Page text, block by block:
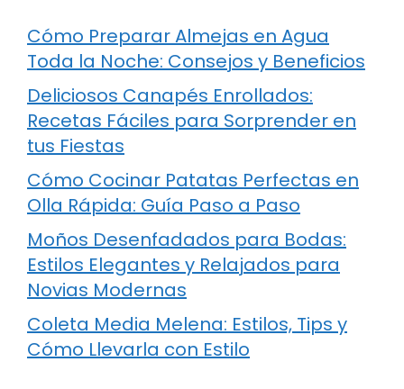
Cómo Preparar Almejas en Agua
Toda la Noche: Consejos y Beneficios
Deliciosos Canapés Enrollados:
Recetas Fáciles para Sorprender en
tus Fiestas
Cómo Cocinar Patatas Perfectas en
Olla Rápida: Guía Paso a Paso
Moños Desenfadados para Bodas:
Estilos Elegantes y Relajados para
Novias Modernas
Coleta Media Melena: Estilos, Tips y
Cómo Llevarla con Estilo